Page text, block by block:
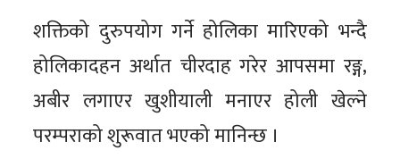
शक्तिको दुरुपयोग गर्ने होलिका मारिएको भन्दै
होलिकादहन अर्थात चीरदाह गरेर आपसमा रङ्ग,
अबीर लगाएर खुशीयाली मनाएर होली खेल्ने
परम्पराको शुरूवात भएको मानिन्छ ।